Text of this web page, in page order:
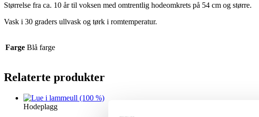
Størrelse fra ca. 10 år til voksen med omtrentlig hodeomkrets på 54 cm og større.
Vask i 30 graders ullvask og tørk i romtemperatur.
Farge Blå farge
Relaterte produkter
Hodeplagg